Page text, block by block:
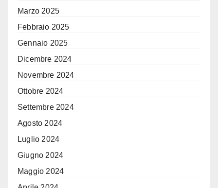
Marzo 2025
Febbraio 2025
Gennaio 2025
Dicembre 2024
Novembre 2024
Ottobre 2024
Settembre 2024
Agosto 2024
Luglio 2024
Giugno 2024
Maggio 2024